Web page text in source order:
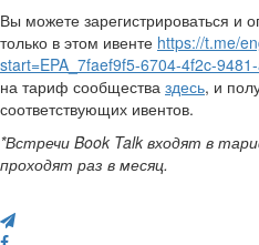
Вы можете зарегистрироваться и
только в этом ивенте https://t.me/
start=EPA_7faef9f5-6704-4f2c-
на тариф сообщества здесь, и
соответствующих ивентов.
*Встречи Book Talk входят в
проходят раз в месяц.